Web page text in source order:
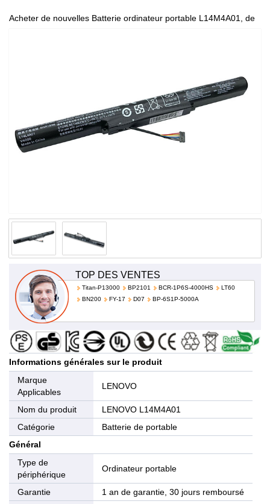
Acheter de nouvelles Batterie ordinateur portable L14M4A01, de
TOP DES VENTES
Titan-P13000 BP2101 BCR-1P6S-4000HS
LT60
BN200
FY-17 D07 BP-6S1P-5000A
Informations générales sur le produit
Marque
Applicables
LENOVO
Nom du produit
LENOVO L14M4A01
Catégorie
Batterie de portable
Général
Type de
périphérique
Ordinateur portable
Garantie
1 an de garantie, 30 jours remboursé